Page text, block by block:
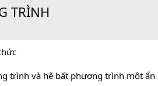
TRÌNH
trình và hệ bất phương trình một ẩn